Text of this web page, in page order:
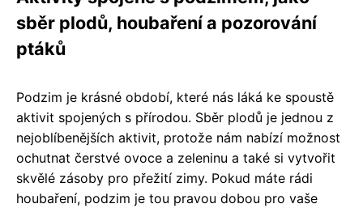
sběr plodů, houbaření a pozorování
ptáků
Podzim je krásné období, které nás láká ke spoustě
aktivit spojených s přírodou. Sběr plodů je jednou z
nejoblíbenějších aktivit, protože nám nabízí možnost
ochutnat čerstvé ovoce a zeleninu a také si vytvořit
skvělé zásoby pro přežití zimy. Pokud máte rádi
houbaření, podzim je tou pravou dobou pro vaše